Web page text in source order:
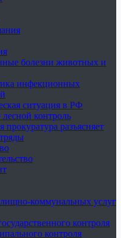
болезни животных и
инфекционных
ситуация в РФ
контроль
разъясняет
коммунальных услуг
контроля
контроля